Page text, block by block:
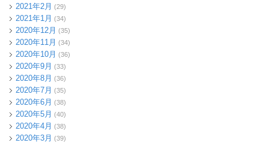
2021年2月 (29)
2021年1月 (34)
2020年12月 (35)
2020年11月 (34)
2020年10月 (36)
2020年9月 (33)
2020年8月 (36)
2020年7月 (35)
2020年6月 (38)
2020年5月 (40)
2020年4月 (38)
2020年3月 (39)